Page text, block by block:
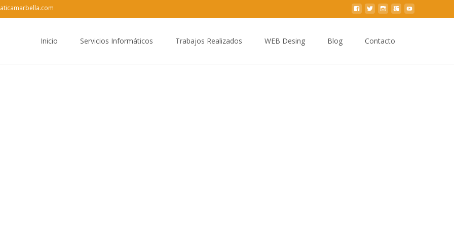
Inicio Servicios Informáticos Trabajos Realizados WEB Desing Blog Contacto